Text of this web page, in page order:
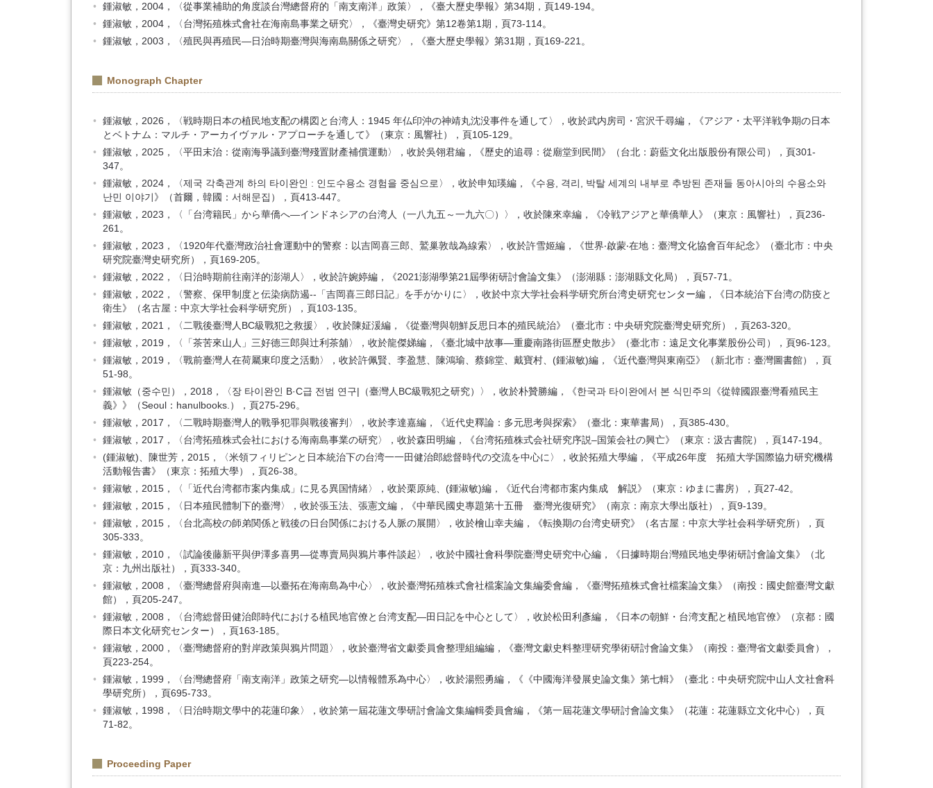
鍾淑敏，2004，〈從事業補助的角度談台灣總督府的「南支南洋」政策〉，《臺大歷史學報》第34期，頁149-194。
鍾淑敏，2004，〈台灣拓殖株式會社在海南島事業之研究〉，《臺灣史研究》第12卷第1期，頁73-114。
鍾淑敏，2003，〈殖民與再殖民—日治時期臺灣與海南島關係之研究〉，《臺大歷史學報》第31期，頁169-221。
Monograph Chapter
鍾淑敏，2026，〈戦時期日本の植民地支配の構図と台湾人：1945 年仏印沖の神靖丸沈没事件を通して〉，收於武内房司・宮沢千尋編，《アジア・太平洋戦争期の日本
とベトナム：マルチ・アーカイヴァル・アプローチを通して》（東京：風響社），頁105-129。
鍾淑敏，2025，〈平田末治：從南海爭議到臺灣殘置財產補償運動〉，收於吳翎君編，《歷史的追尋：從廟堂到民間》（台北：蔚藍文化出版股份有限公司），頁301-
347。
鍾淑敏，2024，〈제국 각축관계 하의 타이완인 : 인도수용소 경험을 중심으로〉，收於申知瑛編，《수용, 격리, 박탈 세계의 내부로 추방된 존재들 동아시아의 수용소와
난민 이야기》（首爾，韓國：서해문집），頁413-447。
鍾淑敏，2023，〈「台湾籍民」から華僑へ―インドネシアの台湾人（一八九五～一九六〇）〉，收於陳來幸編，《冷戦アジアと華僑華人》（東京：風響社），頁236-
261。
鍾淑敏，2023，〈1920年代臺灣政治社會運動中的警察：以吉岡喜三郎、鷲巢敦哉為線索〉，收於許雪姬編，《世界‧啟蒙‧在地：臺灣文化協會百年紀念》（臺北市：中央
研究院臺灣史研究所），頁169-205。
鍾淑敏，2022，〈日治時期前往南洋的澎湖人〉，收於許婉婷編，《2021澎湖學第21屆學術研討會論文集》（澎湖縣：澎湖縣文化局），頁57-71。
鍾淑敏，2022，〈警察、保甲制度と伝染病防遏--「吉岡喜三郎日記」を手がかりに〉，收於中京大学社会科学研究所台湾史研究センター編，《日本統治下台湾の防疫と
衛生》（名古屋：中京大学社会科学研究所），頁103-135。
鍾淑敏，2021，〈二戰後臺灣人BC級戰犯之救援〉，收於陳姃湲編，《從臺灣與朝鮮反思日本的殖民統治》（臺北市：中央研究院臺灣史研究所），頁263-320。
鍾淑敏，2019，〈「茶苦來山人」三好德三郎與辻利茶舖〉，收於龍傑娣編，《臺北城中故事—重慶南路街區歷史散步》（臺北市：遠足文化事業股份公司），頁96-123。
鍾淑敏，2019，〈戰前臺灣人在荷屬東印度之活動〉，收於許佩賢、李盈慧、陳鴻瑜、蔡錦堂、戴寶村、(鍾淑敏)編，《近代臺灣與東南亞》（新北市：臺灣圖書館），頁
51-98。
鍾淑敏（중수민），2018，〈장 타이완인 B·C급 전범 연구|（臺灣人BC級戰犯之研究）〉，收於朴贊勝編，《한국과 타이완에서 본 식민주의《從韓國跟臺灣看殖民主
義》》（Seoul：hanulbooks.），頁275-296。
鍾淑敏，2017，〈二戰時期臺灣人的戰爭犯罪與戰後審判〉，收於李達嘉編，《近代史釋論：多元思考與探索》（臺北：東華書局），頁385-430。
鍾淑敏，2017，〈台湾拓殖株式会社における海南島事業の研究〉，收於森田明編，《台湾拓殖株式会社研究序説–国策会社の興亡》（東京：汲古書院），頁147-194。
(鍾淑敏)、陳世芳，2015，〈米領フィリピンと日本統治下の台湾一一田健治郎総督時代の交流を中心に〉，收於拓殖大學編，《平成26年度 拓殖大学国際協力研究機構
活動報告書》（東京：拓殖大學），頁26-38。
鍾淑敏，2015，〈「近代台湾都市案内集成」に見る異国情緒〉，收於栗原純、(鍾淑敏)編，《近代台湾都市案内集成 解説》（東京：ゆまに書房），頁27-42。
鍾淑敏，2015，〈日本殖民體制下的臺灣〉，收於張玉法、張憲文編，《中華民國史專題第十五冊 臺灣光復研究》（南京：南京大學出版社），頁9-139。
鍾淑敏，2015，〈台北高校の師弟関係と戦後の日台関係における人脈の展開〉，收於檜山幸夫編，《転換期の台湾史研究》（名古屋：中京大学社会科学研究所），頁
305-333。
鍾淑敏，2010，〈試論後藤新平與伊澤多喜男—從專賣局與鴉片事件談起〉，收於中國社會科學院臺灣史研究中心編，《日據時期台灣殖民地史學術研討會論文集》（北
京：九州出版社），頁333-340。
鍾淑敏，2008，〈臺灣總督府與南進—以臺拓在海南島為中心〉，收於臺灣拓殖株式會社檔案論文集編委會編，《臺灣拓殖株式會社檔案論文集》（南投：國史館臺灣文獻
館），頁205-247。
鍾淑敏，2008，〈台湾総督田健治郎時代における植民地官僚と台湾支配—田日記を中心として〉，收於松田利彥編，《日本の朝鮮・台湾支配と植民地官僚》（京都：國
際日本文化研究センター），頁163-185。
鍾淑敏，2000，〈臺灣總督府的對岸政策與鴉片問題〉，收於臺灣省文獻委員會整理組編編，《臺灣文獻史料整理研究學術研討會論文集》（南投：臺灣省文獻委員會），
頁223-254。
鍾淑敏，1999，〈台灣總督府「南支南洋」政策之研究—以情報體系為中心〉，收於湯熙勇編，《《中國海洋發展史論文集》第七輯》（臺北：中央研究院中山人文社會科
學研究所），頁695-733。
鍾淑敏，1998，〈日治時期文學中的花蓮印象〉，收於第一屆花蓮文學研討會論文集編輯委員會編，《第一屆花蓮文學研討會論文集》（花蓮：花蓮縣立文化中心），頁
71-82。
Proceeding Paper